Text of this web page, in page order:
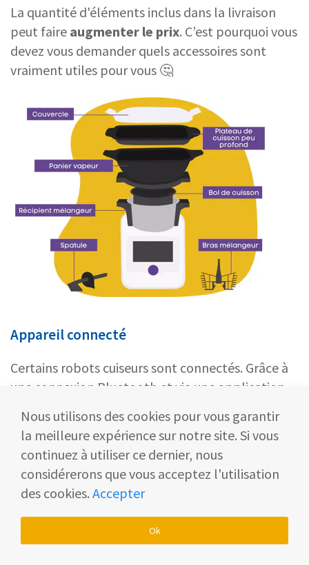
La quantité d'éléments inclus dans la livraison
peut faire augmenter le prix. C’est pourquoi vous
devez vous demander quels accessoires sont
vraiment utiles pour vous 🤔
Appareil connecté
Certains robots cuiseurs sont connectés. Grâce à
une connexion Bluetooth et via une application
distancedepuis votre smartphone ou votre
tablette 📲
Avec cette option, vous aurezaccès à de
nombreuses recettes. Simple et intuitif, vous
aurez toutes les fonctionnalités pour réussir vos
balance est aussi connectée
Nous utilisons des cookies pour vous garantir
la meilleure expérience sur notre site. Si vous
continuez à utiliser ce dernier, nous
considérerons que vous acceptez l'utilisation
des cookies. Accepter
Ok